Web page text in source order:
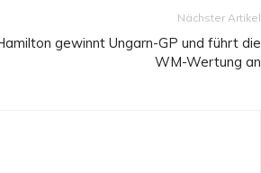
Nächster Artikel
gewinnt Ungarn-GP und führt die
WM-Wertung an